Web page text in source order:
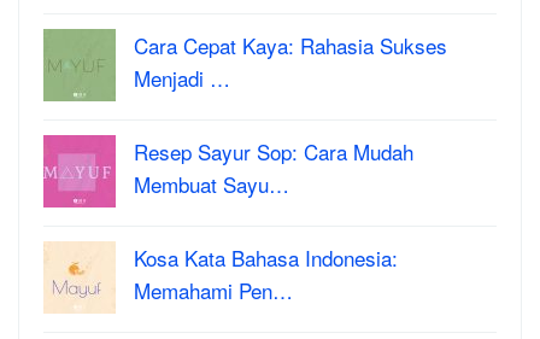
Cara Cepat Kaya: Rahasia Sukses
Menjadi …
Resep Sayur Sop: Cara Mudah
Membuat Sayu…
Kosa Kata Bahasa Indonesia:
Memahami Pen…